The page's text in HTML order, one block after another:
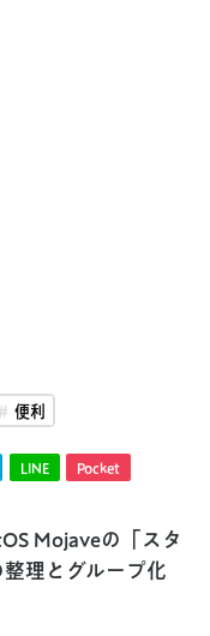
便利
LINE Pocket
Mojaveの「スタ
理とグループ化